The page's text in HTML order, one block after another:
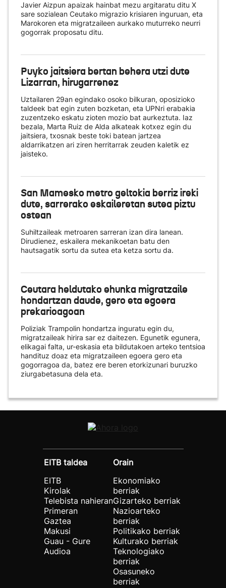
Javier Aizpun apaizak hainbat mezu argitaratu ditu X
sare sozialean Ceutako migrazio krisiaren inguruan, eta
Marokoren eta migratzaileen aurkako muturreko neurri
gogorrak proposatu ditu.
Puyko jaitsiera bertan behera utzi dute
Lizarran, hirugarrenez
Uztailaren 29an egindako osoko bilkuran, oposizioko
taldeek bat egin zuten bozketan, eta UPNri erabakia
zuzentzeko eskatu zioten mozio bat aurkeztuta. Iaz
bezala, Marta Ruiz de Alda alkateak kotxez egin du
jaitsiera, txosnak beste toki batean jartzea
aldarrikatzen ari ziren herritarrak zeuden kaletik ez
jaisteko.
San Mamesko metro geltokia berriz ireki
dute, sarrerako eskaileretan sutea piztu
ostean
Suhiltzaileak metroaren sarreran izan dira lanean.
Dirudienez, eskailera mekanikoetan batu den
hautsagatik sortu da sutea eta ketza sortu da.
Ceutara heldutako ehunka migratzaile
hondartzan daude, gero eta egoera
prekarioagoan
Poliziak Trampolin hondartza inguratu egin du,
migratzaileak hirira sar ez daitezen. Egunetik egunera,
elikagai falta, ur-eskasia eta bildutakoen arteko tentsioa
handituz doaz eta migratzaileen egoera gero eta
gogorragoa da, batez ere beren etorkizunari buruzko
ziurgabetasuna dela eta.
EITB taldea
EITB
Kirolak
Telebista nahieran
Primeran
Gaztea
Makusi
Guau - Gure
Audioa
Orain
Ekonomiako
berriak
Gizarteko berriak
Nazioarteko
berriak
Politikako berriak
Kulturako berriak
Teknologiako
berriak
Osasuneko
berriak